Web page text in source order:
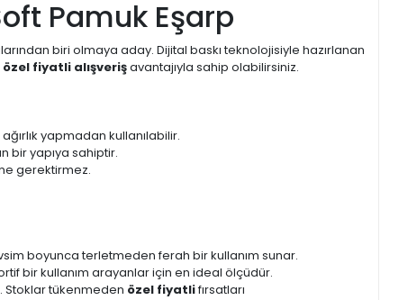
Pamuk Eşarp
biri olmaya aday. Dijital baskı teknolojisiyle hazırlanan
özel fiyatli alışverişavantajıyla sahip olabilirsiniz.
yapmadan kullanılabilir.
bir yapıya sahiptir.
gerektirmez.
boyunca terletmeden ferah bir kullanım sunar.
bir kullanım arayanlar için en ideal ölçüdür.
Stoklar tükenmeden özel fiyatlifırsatları